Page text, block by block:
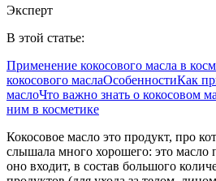
Эксперт
В этой статье:
Применение кокосового масла в
кокосового маслаОсобенностиКак
маслоЧто важно знать о кокосовом
ним в косметике
Кокосовое масло это продукт, про
слышала много хорошего: это масло
оно входит, в состав большого